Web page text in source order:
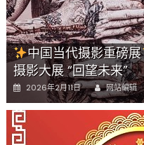
中国当代摄影重磅展
摄影大展 “回望未来”
Posted
2026年2月11日 Author
网站编辑